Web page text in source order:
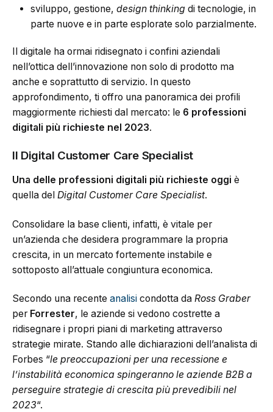
sviluppo, gestione, design thinking di tecnologie, in
parte nuove e in parte esplorate solo parzialmente.
Il digitale ha ormai ridisegnato i confini aziendali
nell’ottica dell’innovazione non solo di prodotto ma
anche e soprattutto di servizio. In questo
approfondimento, ti offro una panoramica dei profili
maggiormente richiesti dal mercato: le 6 professioni
digitali più richieste nel 2023.
Il Digital Customer Care Specialist
Una delle professioni digitali più richieste oggi è
quella del Digital Customer Care Specialist.
Consolidare la base clienti, infatti, è vitale per
un’azienda che desidera programmare la propria
crescita, in un mercato fortemente instabile e
sottoposto all’attuale congiuntura economica.
Secondo una recente analisi condotta da Ross Graber
per Forrester, le aziende si vedono costrette a
ridisegnare i propri piani di marketing attraverso
strategie mirate. Stando alle dichiarazioni dell’analista di
Forbes “le preoccupazioni per una recessione e
l’instabilità economica spingeranno le aziende B2B a
perseguire strategie di crescita più prevedibili nel
2023“.